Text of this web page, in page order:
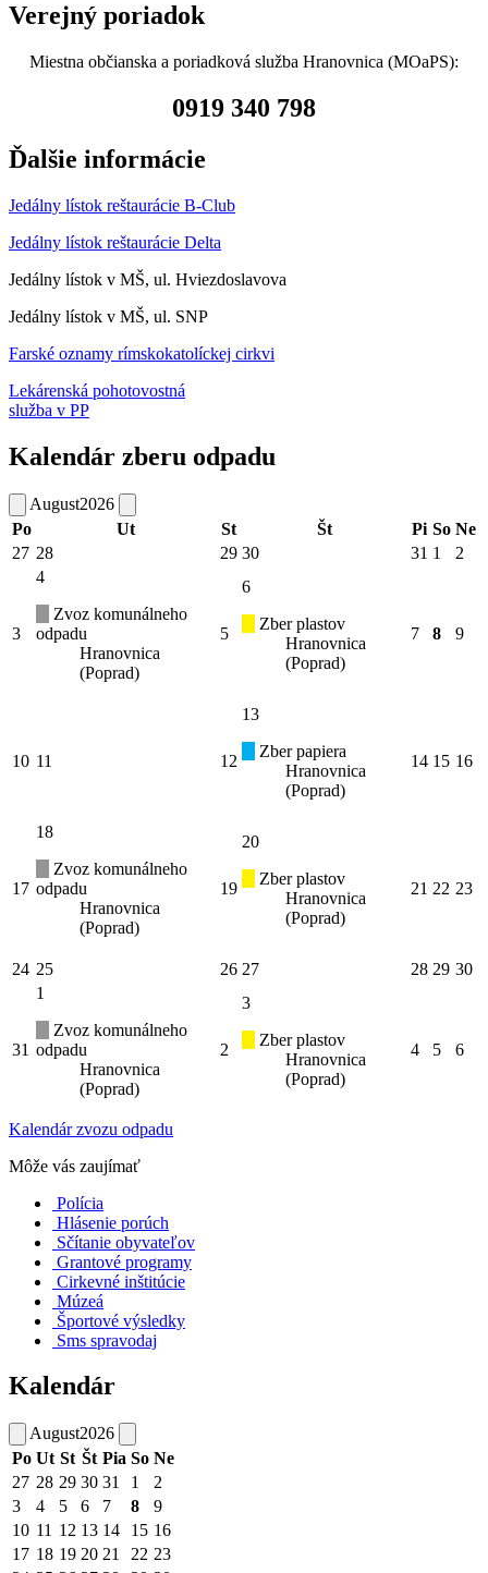
Verejný poriadok
Miestna občianska a poriadková služba Hranovnica (MOaPS):
0919 340 798
Ďalšie informácie
Jedálny lístok reštaurácie B-Club
Jedálny lístok reštaurácie Delta
Jedálny lístok v MŠ, ul. Hviezdoslavova
Jedálny lístok v MŠ, ul. SNP
Farské oznamy rímskokatolíckej cirkvi
Lekárenská pohotovostná
služba v PP
Kalendár zberu odpadu
August2026
Po
Ut St Št Pi So Ne
27 28 29 30 31 1 2
3
4
Zvoz komunálneho
odpadu
Hranovnica
(Poprad)
5
6
Zber plastov
Hranovnica
(Poprad)
7 8 9
10 11 12
13
Zber papiera
Hranovnica
(Poprad)
14 15 16
17
18
Zvoz komunálneho
odpadu
Hranovnica
(Poprad)
19
20
Zber plastov
Hranovnica
(Poprad)
21 22 23
24 25 26 27 28 29 30
31
1
Zvoz komunálneho
odpadu
Hranovnica
(Poprad)
2
3
Zber plastov
Hranovnica
(Poprad)
4 5 6
Kalendár zvozu odpadu
Môže vás zaujímať
Polícia
Hlásenie porúch
Sčítanie obyvateľov
Grantové programy
Cirkevné inštitúcie
Múzeá
Športové výsledky
Sms spravodaj
Kalendár
August2026
Po Ut St Št Pia So Ne
27 28 29 30 31 1
2
3
4 5 6 7 8
9
10 11 12 13 14 15 16
17 18 19 20 21 22 23